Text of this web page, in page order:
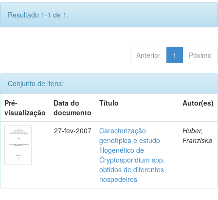
Resultado 1-1 de 1.
Anterior 1 Póximo
Conjunto de itens:
Pré-
visualização
Data do
documento
Título Autor(es)
27-fev-2007
Caracterização
genotípica e estudo
filogenético de
Cryptosporidium spp.
obtidos de diferentes
hospedeiros
Huber,
Franziska